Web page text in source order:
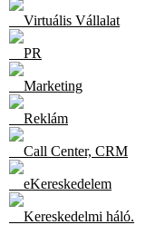
Virtuális Vállalat
PR
Marketing
Reklám
Call Center, CRM
eKereskedelem
Kereskedelmi háló.